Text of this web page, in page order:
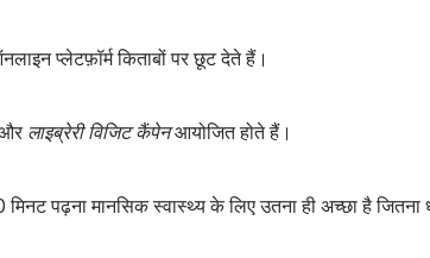
प्लेटफ़ॉर्म किताबों पर छूट देते हैं।
लाइब्रेरी विजिट कैंपेनआयोजित होते हैं।
मिनट पढ़ना मानसिक स्वास्थ्य के लिए उतना ही अच्छा है